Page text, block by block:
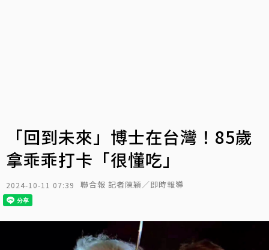
「回到未來」博士在台灣！85歲
拿乖乖打卡「很懂吃」
2024-10-11 07:39 聯合報 記者陳穎／即時報導